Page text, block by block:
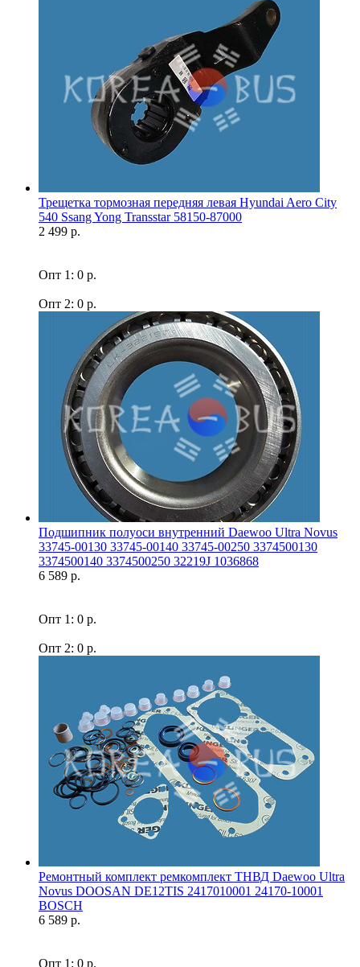
Трещетка тормозная передняя левая Hyundai Aero City
540 Ssang Yong Transstar 58150-87000
2 499 р.
Опт 1: 0 р.
Опт 2: 0 р.
Подшипник полуоси внутренний Daewoo Ultra Novus
33745-00130 33745-00140 33745-00250 3374500130
3374500140 3374500250 32219J 1036868
6 589 р.
Опт 1: 0 р.
Опт 2: 0 р.
Ремонтный комплект ремкомплект ТНВД Daewoo Ultra
Novus DOOSAN DE12TIS 2417010001 24170-10001
BOSCH
6 589 р.
Опт 1: 0 р.